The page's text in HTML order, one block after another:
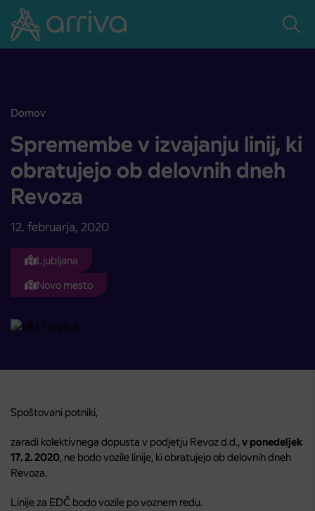
Skoči na vsebino
Domov
Spremembe v izvajanju linij, ki obratujejo ob delovnih dneh Revoza
Spremembe v izvajanju linij, ki
obratujejo ob delovnih dneh
Revoza
12. februarja, 2020
Ljubljana
Novo mesto
Spoštovani potniki,
zaradi kolektivnega dopusta v podjetju Revoz d.d., v ponedeljek
17. 2. 2020, ne bodo vozile linije, ki obratujejo ob delovnih dneh
Revoza.
Linije za EDČ bodo vozile po voznem redu.